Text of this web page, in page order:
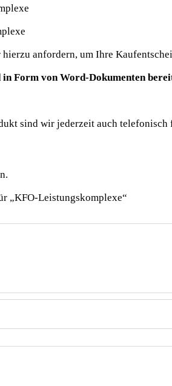
hierzu anfordern, um Ihre
Form von Word-Dokumenten
sind wir jederzeit auch telefonisch
„KFO-Leistungskomplexe“